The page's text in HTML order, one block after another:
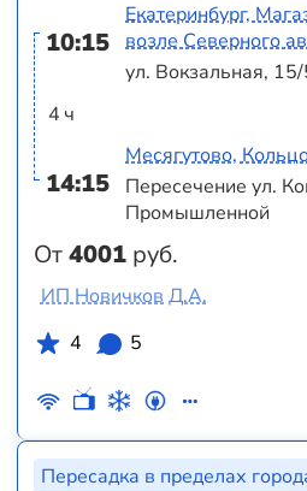
10:15
4 ч
14:15
От4001 руб.
Екатеринбург,
возле Северного
ул. Вокзальная,
Месягутово,
Пересечение ул.
Промышленной
ИП Новичков Д.А.
4
5
Пересадка в пределах